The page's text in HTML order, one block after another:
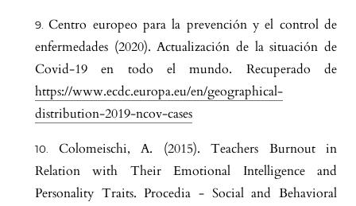
Centro europeo para la prevención y el control de
enfermedades (2020). Actualización de la situación de
Covid-19 en todo el mundo. Recuperado de
https://www.ecdc.europa.eu/en/geographical-
distribution-2019-ncov-cases
Colomeischi, A. (2015). Teachers Burnout in
Relation with Their Emotional Intelligence and
Personality Traits. Procedia - Social and Behavioral